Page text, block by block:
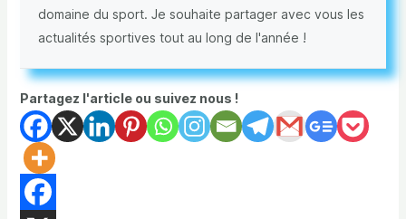
domaine du sport. Je souhaite partager avec vous les
actualités sportives tout au long de l'année !
Partagez l'article ou suivez nous !